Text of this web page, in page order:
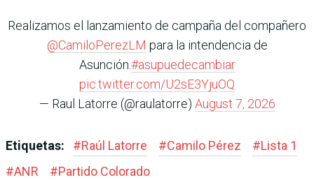
Realizamos el lanzamiento de campaña del compañero
@CamiloPerezLM para la intendencia de
Asunción.#asupuedecambiar
pic.twitter.com/U2sE3YjuOQ
— Raul Latorre (@raulatorre) August 7, 2026
Etiquetas: #Raúl Latorre #Camilo Pérez #Lista 1
#ANR #Partido Colorado